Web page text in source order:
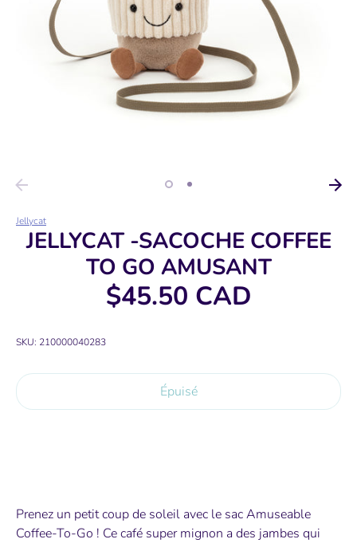
Jellycat
JELLYCAT -SACOCHE COFFEE
TO GO AMUSANT
$45.50 CAD
SKU: 210000040283
Épuisé
Prenez un petit coup de soleil avec le sac Amuseable
Coffee-To-Go ! Ce café super mignon a des jambes qui